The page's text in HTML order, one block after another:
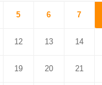
5 6 7
12 13 14
19 20 21